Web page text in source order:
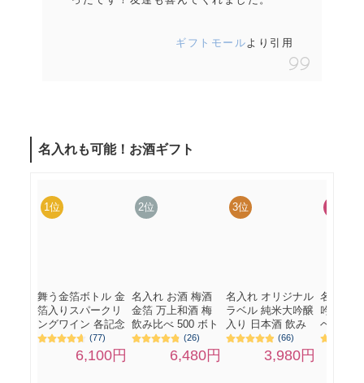
ギフトモールより引用